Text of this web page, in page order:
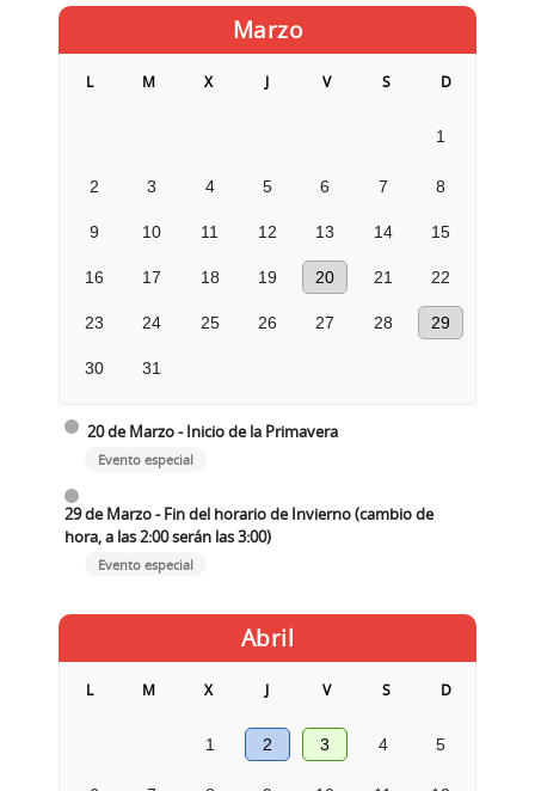
Marzo
L M X J V S D
1
2 3 4 5 6 7 8
9 10 11 12 13 14 15
16 17 18 19 20 21 22
23 24 25 26 27 28 29
30 31
20 de Marzo - Inicio de la Primavera
Evento especial
29 de Marzo - Fin del horario de Invierno (cambio de
hora, a las 2:00 serán las 3:00)
Evento especial
Abril
L M X J V S D
1 2 3 4 5